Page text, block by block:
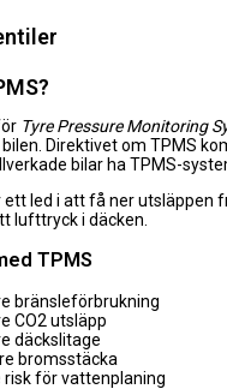
Tyre Pressure Monitoring
Direktivet om TPMS
bilar ha TPMS-
ett led i att få ner utsläppen
lufttryck i däcken.
TPMS
bränsleförbrukning
CO2 utsläpp
däckslitage
bromsstäcka
risk för vattenplaning